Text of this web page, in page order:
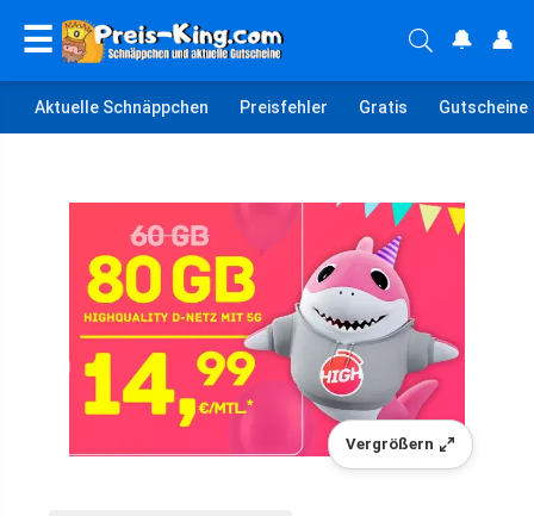
☰ 🔔 👤
Aktuelle Schnäppchen Preisfehler Gratis Gutscheine
Vergrößern